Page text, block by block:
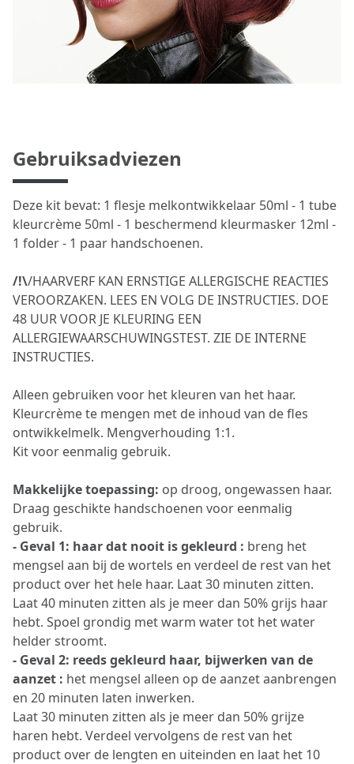
Gebruiksadviezen
Deze kit bevat: 1 flesje melkontwikkelaar 50ml - 1 tube
kleurcrème 50ml - 1 beschermend kleurmasker 12ml -
1 folder - 1 paar handschoenen.
/!\/HAARVERF KAN ERNSTIGE ALLERGISCHE REACTIES
VEROORZAKEN. LEES EN VOLG DE INSTRUCTIES. DOE
48 UUR VOOR JE KLEURING EEN
ALLERGIEWAARSCHUWINGSTEST. ZIE DE INTERNE
INSTRUCTIES.
Alleen gebruiken voor het kleuren van het haar.
Kleurcrème te mengen met de inhoud van de fles
ontwikkelmelk. Mengverhouding 1:1.
Kit voor eenmalig gebruik.
Makkelijke toepassing: op droog, ongewassen haar.
Draag geschikte handschoenen voor eenmalig
gebruik.
- Geval 1: haar dat nooit is gekleurd : breng het
mengsel aan bij de wortels en verdeel de rest van het
product over het hele haar. Laat 30 minuten zitten.
Laat 40 minuten zitten als je meer dan 50% grijs haar
hebt. Spoel grondig met warm water tot het water
helder stroomt.
- Geval 2: reeds gekleurd haar, bijwerken van de
aanzet : het mengsel alleen op de aanzet aanbrengen
en 20 minuten laten inwerken.
Laat 30 minuten zitten als je meer dan 50% grijze
haren hebt. Verdeel vervolgens de rest van het
product over de lengten en uiteinden en laat het 10